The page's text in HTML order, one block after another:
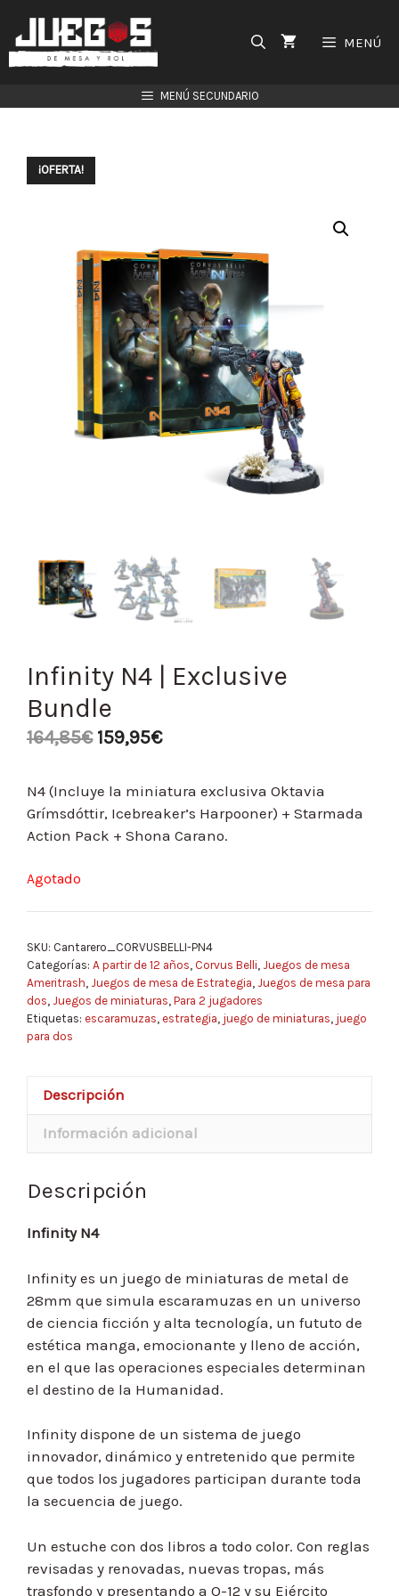
contenido
MENÚ
MENÚ SECUNDARIO
¡OFERTA!
Infinity N4 | Exclusive
Bundle
164,85€ 159,95€
N4 (Incluye la miniatura exclusiva Oktavia
Grímsdóttir, Icebreaker’s Harpooner) + Starmada
Action Pack + Shona Carano.
Agotado
SKU: Cantarero_CORVUSBELLI-PN4
Categorías: A partir de 12 años Corvus Belli Juegos de mesa
Ameritrash Juegos de mesa de Estrategia Juegos de mesa para
dos Juegos de miniaturas Para 2 jugadores
Etiquetas: escaramuzas estrategia juego de miniaturas juego
para dos
Descripción
Información adicional
Descripción
Infinity N4
Infinity es un juego de miniaturas de metal de
28mm que simula escaramuzas en un universo
de ciencia ficción y alta tecnología, un fututo de
estética manga, emocionante y lleno de acción,
en el que las operaciones especiales determinan
el destino de la Humanidad.
Infinity dispone de un sistema de juego
innovador, dinámico y entretenido que permite
que todos los jugadores participan durante toda
la secuencia de juego.
Un estuche con dos libros a todo color. Con reglas
revisadas y renovadas, nuevas tropas, más
trasfondo y presentando a O-12 y su Ejército